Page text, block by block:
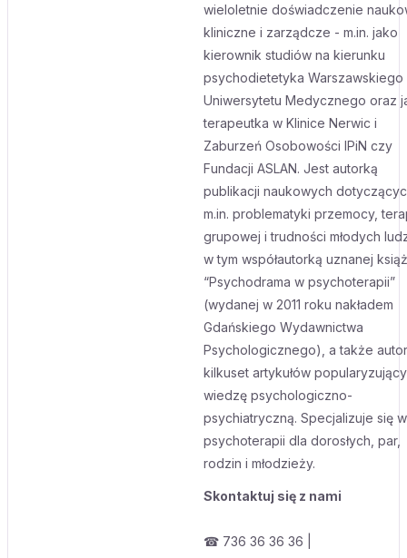
wieloletnie doświadczenie
kliniczne i zarządcze - m.in. jako
kierownik studiów na kierunku
psychodietetyka Warszawskiego
Uniwersytetu Medycznego oraz
terapeutka w Klinice Nerwic i
Zaburzeń Osobowości IPiN czy
Fundacji ASLAN. Jest autorką
publikacji naukowych
m.in. problematyki przemocy,
grupowej i trudności młodych
w tym współautorką uznanej
“Psychodrama w psychoterapii”
(wydanej w 2011 roku nakładem
Gdańskiego Wydawnictwa
Psychologicznego), a także
kilkuset artykułów
wiedzę psychologiczno-
psychiatryczną. Specjalizuje się w
psychoterapii dla dorosłych, par,
rodzin i młodzieży.
Skontaktuj się z nami
☎ 736 36 36 36 |